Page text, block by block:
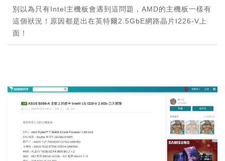
別以為只有Intel主機板會遇到這問題，AMD的主機板一樣有
這個狀況！原因都是出在英特爾2.5GbE網路晶片I226-V上
面！